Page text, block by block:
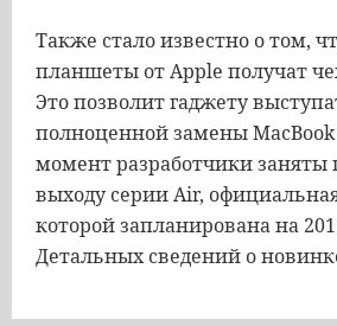
Также стало известно о том,
планшеты от Apple получат
Это позволит гаджету
полноценной замены
момент разработчики заняты
выходу серии Air,
которой запланирована на
Детальных сведений о